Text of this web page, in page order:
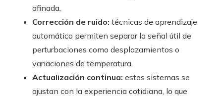
afinada.
Corrección de ruido: técnicas de aprendizaje
automático permiten separar la señal útil de
perturbaciones como desplazamientos o
variaciones de temperatura.
Actualización continua: estos sistemas se
ajustan con la experiencia cotidiana, lo que